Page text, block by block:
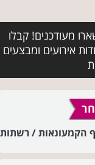
מעודכנים! קבלו
אירועים ומבצעים
הקמעונאות / רשתות